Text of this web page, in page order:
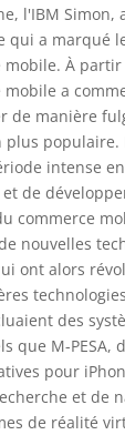
l'IBM Simon,
qui a marqué
mobile. À
a
de manière
plus populaire.
intense
de
commerce
nouvelles
ont alors
des
que M-PESA,
pour
et de
de réalité